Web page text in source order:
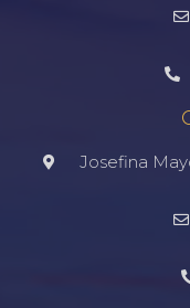
Josefina